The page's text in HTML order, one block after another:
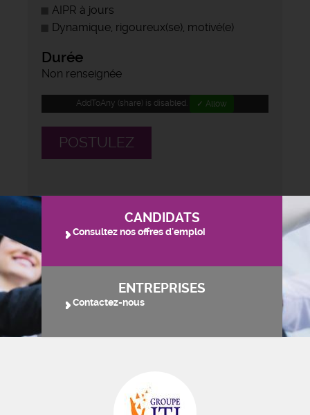
AIPR à jours
Dynamique, rigoureux(se), motivé(e)
Durée
Non renseignée
AddToAny (share) is disabled. ✓ Allow
POSTULEZ
CANDIDATS
Consultez nos offres d'emploi
ENTREPRISES
Contactez-nous